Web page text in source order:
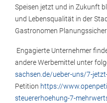
Speisen jetzt und in Zukunft
und Lebensqualität in der
Gastronomen
Engagierte Unternehmer
andere Werbemittel unter
sachsen.de/ueber-uns/7-
Petition https://
steuererhoehung-7-